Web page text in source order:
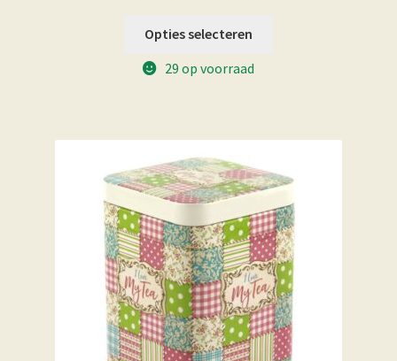
Opties selecteren
29 op voorraad